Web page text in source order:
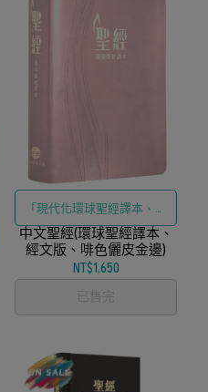
「現代化環球聖經譯本、精
緻啡色儷皮裝訂與金邊設
計」
中文聖經(環球聖經譯本、
經文版、啡色儷皮金邊)
NT$1,650
已售完